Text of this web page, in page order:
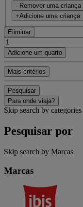
- Remover uma criança
+Adicione uma criança
Eliminar
Adicione um quarto
Mais critérios
Pesquisar
Para onde viaja?
Skip search by categories
Pesquisar por
Skip search by Marcas
Marcas